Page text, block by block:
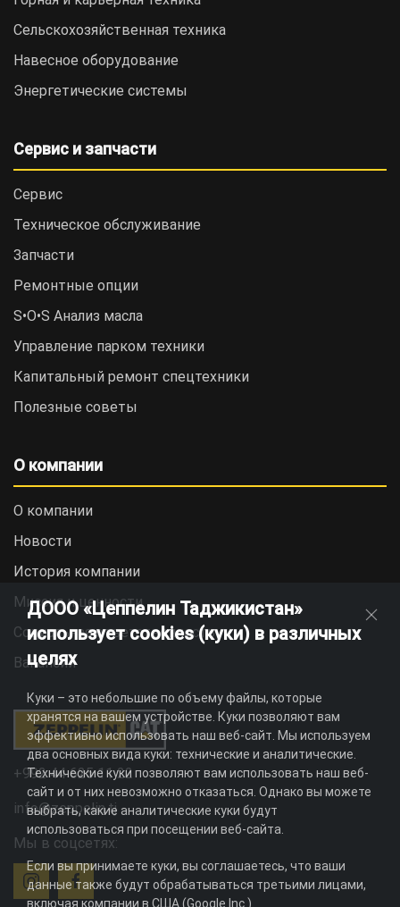
Сельскохозяйственная техника
Навесное оборудование
Энергетические системы
Сервис и запчасти
Сервис
Техническое обслуживание
Запчасти
Ремонтные опции
S•O•S Анализ масла
Управление парком техники
Капитальный ремонт спецтехники
Полезные советы
О компании
О компании
Новости
История компании
Миссия и ценности
Социальная ответственность
Вакансии
+992 44 625 11 22
info@zeppelin.tj
Мы в соцсетях:
ДООО «Цеппелин Таджикистан»
использует cookies (куки) в различных
целях
Куки – это небольшие по объему файлы, которые
хранятся на вашем устройстве. Куки позволяют вам
эффективно использовать наш веб-сайт. Мы используем
два основных вида куки: технические и аналитические.
Технические куки позволяют вам использовать наш веб-
сайт и от них невозможно отказаться. Однако вы можете
выбрать, какие аналитические куки будут
использоваться при посещении веб-сайта.
Если вы принимаете куки, вы соглашаетесь, что ваши
данные также будут обрабатываться третьими лицами,
включая компании в США (Google Inc.).